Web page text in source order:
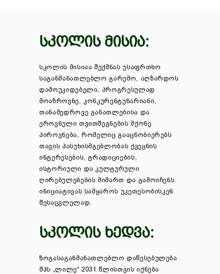
ᲡᲙᲝᲚᲘᲡ ᲛᲘᲡᲘᲐ:
სკოლის მისიაა შექმნას უსაფრთხო
საგანმანათლებლო გარემო, აღზარდოს
დამოუკიდებელი, პროგრესულად
მოაზროვნე, კონკურენტუნარიანი,
თანამედროვე განათლებისა და
ეროვნული თვითშეგნების მქონე
პიროვნება, რომელიც გააცნობიერებს
თავის პასუხისმგებლობას ქვეყნის
ინტერესების, ტრადიციების,
ისტორიული და კულტურული
ღირებულებების მიმართ და გამოიჩენს
ინიციატივას სამყაროს უკეთესობისკენ
შესაცვლელად.
ᲡᲙᲝᲚᲘᲡ ᲮᲔᲓᲕᲐ:
ზოგასაგანმანათლებლო დაწესებულება
შპს „ლილე“ 2031 წლისთვის იქნება